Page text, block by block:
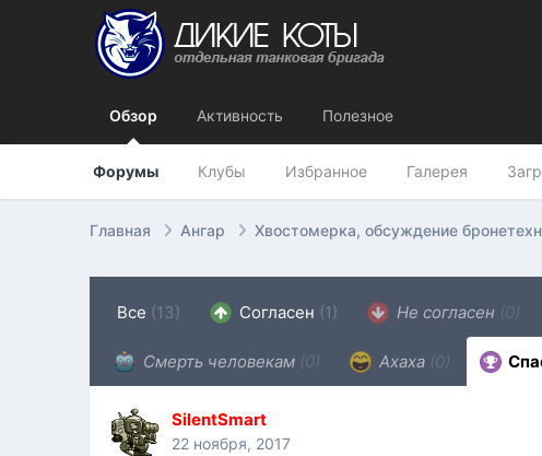
Обзор
Форумы Клубы Избранное Галерея
Активность Полезное
Главная Ангар Хвостомерка, обсуждение
Все (13) Согласен (1) Не согласен (0)
Смерть человекам (0) Ахаха (0)
SilentSmart
22 ноября, 2017